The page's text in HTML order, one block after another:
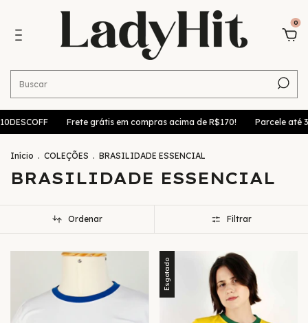
0
Frete grátis em compras acima de R$170! Parcele até
Início . COLEÇÕES . BRASILIDADE ESSENCIAL
BRASILIDADE ESSENCIAL
Ordenar Filtrar
Esgotado